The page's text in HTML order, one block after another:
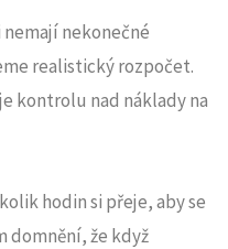
nekonečné
realistický rozpočet.
kontrolu nad náklady na
hodin si přeje, aby se
domnění, že když